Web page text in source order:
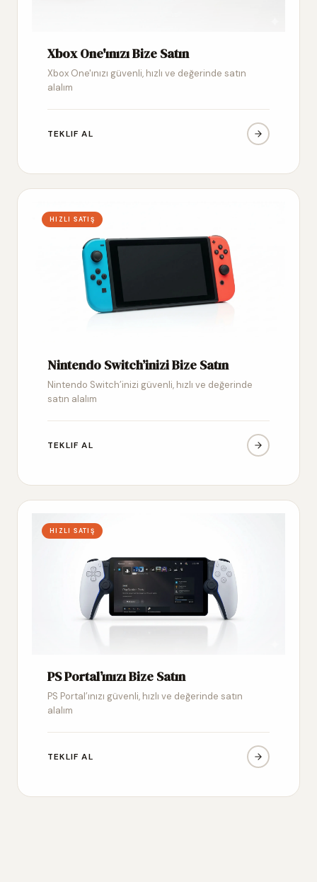
Xbox One'ınızı Bize Satın
Xbox One'ınızı güvenli, hızlı ve değerinde satın
alalım
TEKLIF AL
HIZLI SATIŞ
Nintendo Switch’inizi Bize Satın
Nintendo Switch’inizi güvenli, hızlı ve değerinde
satın alalım
TEKLIF AL
HIZLI SATIŞ
PS Portal’ınızı Bize Satın
PS Portal’ınızı güvenli, hızlı ve değerinde satın
alalım
TEKLIF AL